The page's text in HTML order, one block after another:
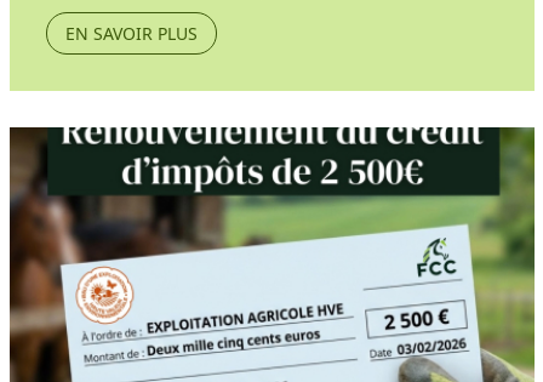
EN SAVOIR PLUS